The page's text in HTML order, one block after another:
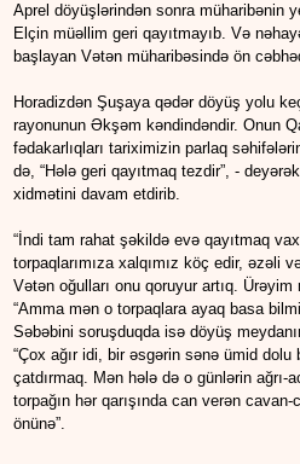
Aprel döyüşlərindən sonra müharibənin
Elçin müəllim geri qayıtmayıb. Və
başlayan Vətən müharibəsində ön
Horadizdən Şuşaya qədər döyüş yolu
rayonunun Əkşəm kəndindəndir. Onun
fədakarlıqları tariximizin parlaq
də, “Hələ geri qayıtmaq tezdir”, -
xidmətini davam etdirib.
“İndi tam rahat şəkildə evə qayıtmaq
torpaqlarımıza xalqımız köç edir, əzəli
Vətən oğulları onu qoruyur artıq.
“Amma mən o torpaqlara ayaq basa
Səbəbini soruşduqda isə döyüş
“Çox ağır idi, bir əsgərin sənə ümid
çatdırmaq. Mən hələ də o günlərin ağrı-
torpağın hər qarışında can verən
önünə”.